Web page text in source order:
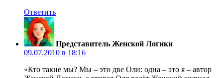
Ответить
Представитель Женской Логики
09.07.2010 в 18:16
«Кто такие мы? Мы – это две Оли: одна – это я – автор